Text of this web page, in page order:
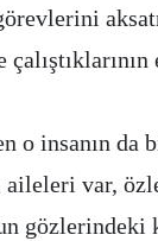
o insanın da
aileleri var,
gözlerindeki